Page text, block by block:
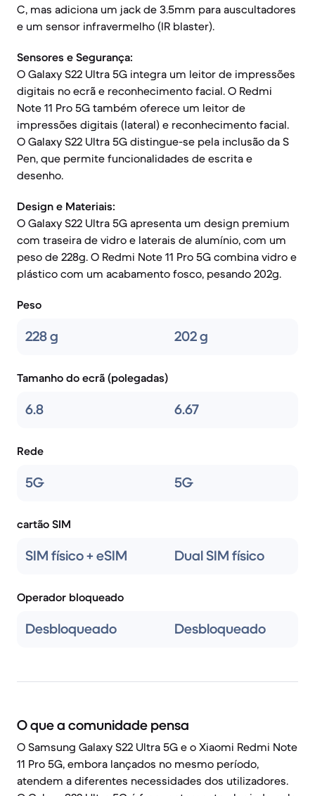
C, mas adiciona um jack de 3.5mm para auscultadores
e um sensor infravermelho (IR blaster).
Sensores e Segurança:
O Galaxy S22 Ultra 5G integra um leitor de impressões
digitais no ecrã e reconhecimento facial. O Redmi
Note 11 Pro 5G também oferece um leitor de
impressões digitais (lateral) e reconhecimento facial.
O Galaxy S22 Ultra 5G distingue-se pela inclusão da S
Pen, que permite funcionalidades de escrita e
desenho.
Design e Materiais:
O Galaxy S22 Ultra 5G apresenta um design premium
com traseira de vidro e laterais de alumínio, com um
peso de 228g. O Redmi Note 11 Pro 5G combina vidro e
plástico com um acabamento fosco, pesando 202g.
Peso
228 g 202 g
Tamanho do ecrã (polegadas)
6.8 6.67
Rede
5G 5G
cartão SIM
SIM físico + eSIM Dual SIM físico
Operador bloqueado
Desbloqueado Desbloqueado
O que a comunidade pensa
O Samsung Galaxy S22 Ultra 5G e o Xiaomi Redmi Note
11 Pro 5G, embora lançados no mesmo período,
atendem a diferentes necessidades dos utilizadores.